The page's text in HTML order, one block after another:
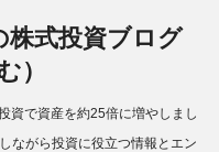
株式投資ブログ
）
資で資産を約25倍に増やしまし
ながら投資に役立つ情報とエン